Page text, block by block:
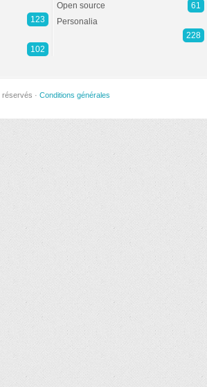
123
102
Open source
61
Personalia
228
· Conditions générales